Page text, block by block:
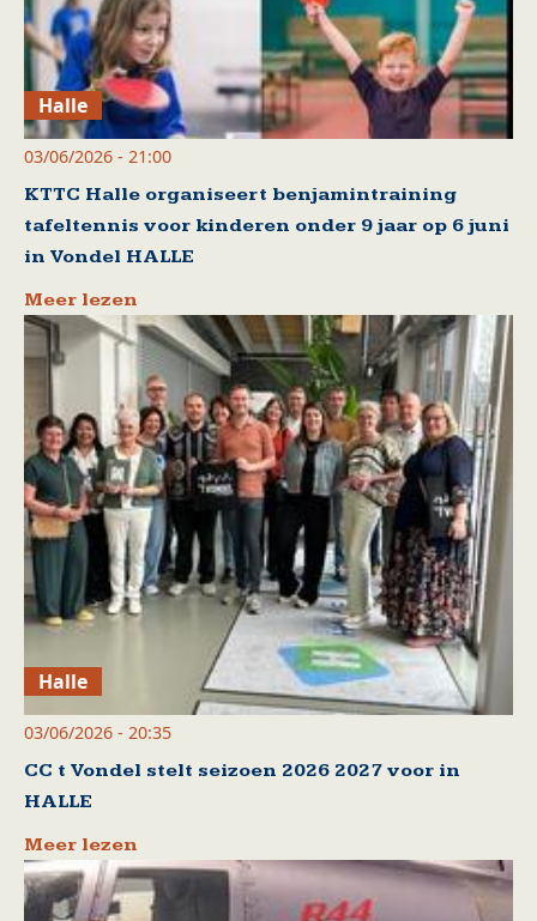
Halle
03/06/2026 - 21:00
KTTC Halle organiseert benjamintraining
tafeltennis voor kinderen onder 9 jaar op 6 juni
in Vondel HALLE
Meer lezen
Halle
03/06/2026 - 20:35
CC t Vondel stelt seizoen 2026 2027 voor in
HALLE
Meer lezen